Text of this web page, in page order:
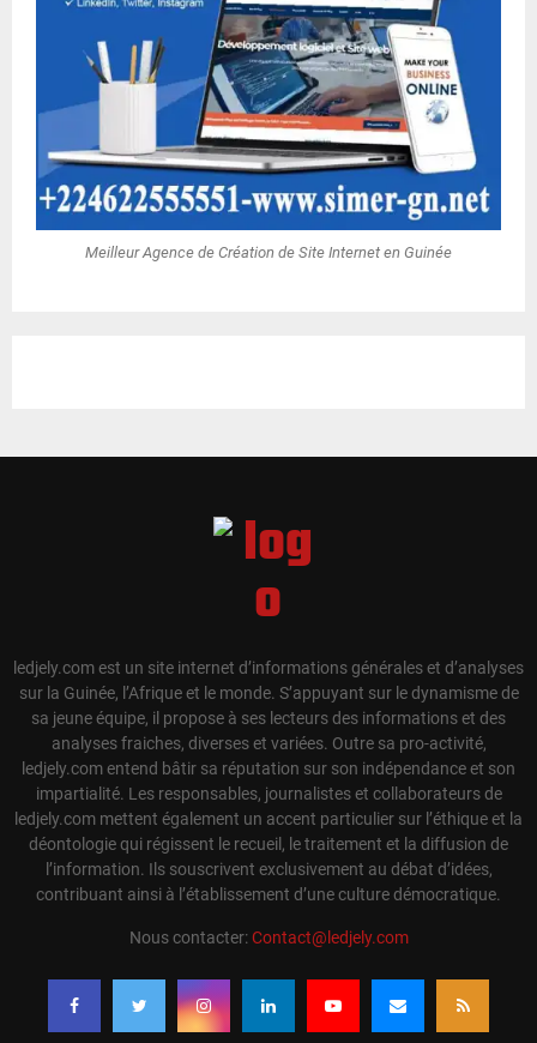
Meilleur Agence de Création de Site Internet en Guinée
ledjely.com est un site internet d’informations générales et d’analyses
sur la Guinée, l’Afrique et le monde. S’appuyant sur le dynamisme de
sa jeune équipe, il propose à ses lecteurs des informations et des
analyses fraiches, diverses et variées. Outre sa pro-activité,
ledjely.com entend bâtir sa réputation sur son indépendance et son
impartialité. Les responsables, journalistes et collaborateurs de
ledjely.com mettent également un accent particulier sur l’éthique et la
déontologie qui régissent le recueil, le traitement et la diffusion de
l’information. Ils souscrivent exclusivement au débat d’idées,
contribuant ainsi à l’établissement d’une culture démocratique.
Nous contacter:Contact@ledjely.com